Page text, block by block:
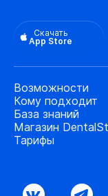
Скачать
App Store
Возможности
Кому подходит
База знаний
Магазин
Тарифы